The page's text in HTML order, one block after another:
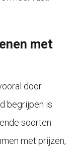
met
door
begrijpen is
soorten
met prijzen,